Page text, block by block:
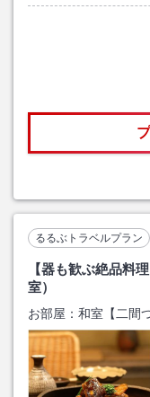
るるぶトラベルプラン
【器も歓ぶ絶品料
室）
お部屋： 和室【二間